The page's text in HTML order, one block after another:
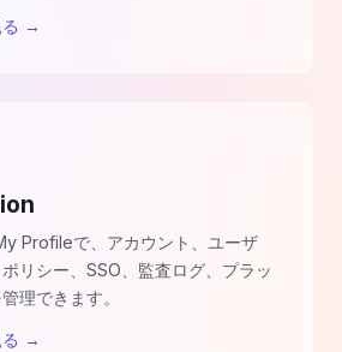
→
Profileで、アカウント、ユーザ
リシー、SSO、監査ログ、プラッ
理できます。
→